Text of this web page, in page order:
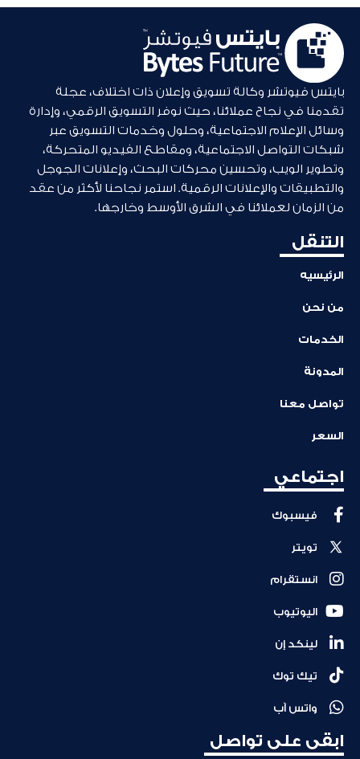
بايتس فيوتشر وكالة تسويق وإعلان ذات اختلاف، عجلة
تقدمنا في نجاح عملائنا، حيث نوفر التسويق الرقمي، وإدارة
وسائل الإعلام الاجتماعية، وحلول وخدمات التسويق عبر
شبكات التواصل الاجتماعية، ومقاطع الفيديو المتحركة،
وتطوير الويب، وتحسين محركات البحث، وإعلانات الجوجل
والتطبيقات والإعلانات الرقمية. استمر نجاحنا لأكثر من عقد
من الزمان لعملائنا في الشرق الأوسط وخارجها.
التنقل
الرئيسيه
من نحن
الخدمات
المدونة
تواصل معنا
السعر
اجتماعي
فيسبوك
تويتر
انستقرام
اليوتيوب
لينكد إن
تيك توك
واتس آب
ابقى على تواصل